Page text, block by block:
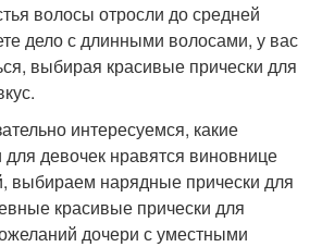
волосы отросли до средней
дело с длинными волосами, у вас
выбирая красивые прически для
интересуемся, какие
девочек нравятся виновнице
выбираем нарядные прически для
красивые прически для
дочери с уместными